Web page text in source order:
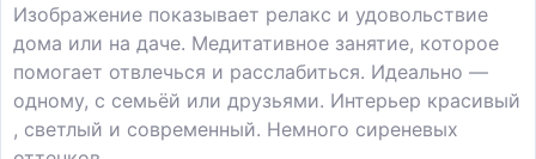
Изображение показывает релакс и удовольствие
дома или на даче. Медитативное занятие, которое
помогает отвлечься и расслабиться. Идеально —
одному, с семьёй или друзьями. Интерьер красивый
, светлый и современный. Немного сиреневых